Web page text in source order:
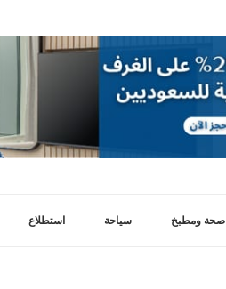
صحة ومطبخ سياحة استطلاع